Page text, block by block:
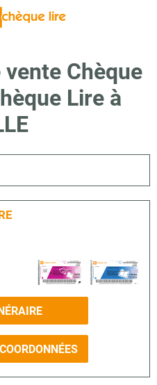
Chèque
Lire à